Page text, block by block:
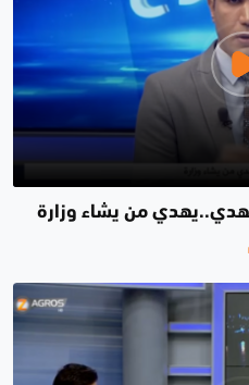
من يشاء وزارة